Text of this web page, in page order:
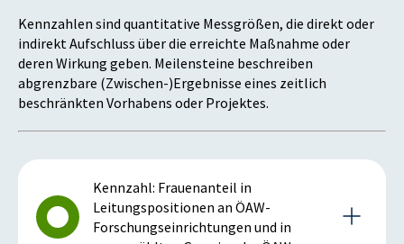
Kennzahlen sind quantitative Messgrößen, die direkt oder
indirekt Aufschluss über die erreichte Maßnahme oder
deren Wirkung geben. Meilensteine beschreiben
abgrenzbare (Zwischen-)Ergebnisse eines zeitlich
beschränkten Vorhabens oder Projektes.
Kennzahl: Frauenanteil in
Leitungspositionen an ÖAW-
Forschungseinrichtungen und in